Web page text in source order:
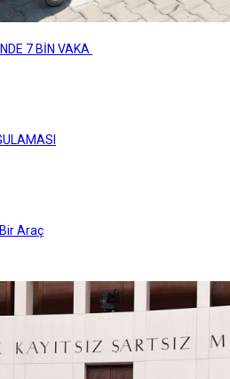
7 BİN VAKA
Araç